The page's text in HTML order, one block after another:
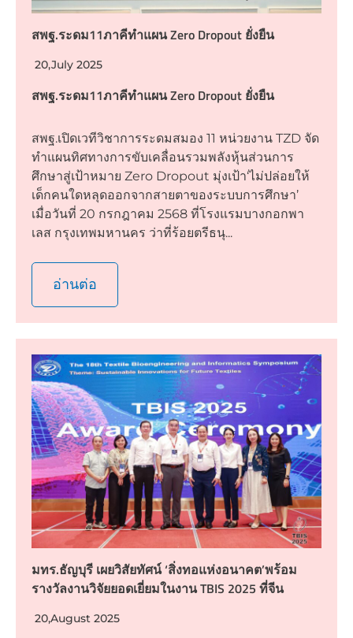
สพฐ.ระดม11ภาคีทำแผน Zero Dropout ยั่งยืน
20,July 2025
สพฐ.ระดม11ภาคีทำแผน Zero Dropout ยั่งยืน
สพฐ.เปิดเวทีวิชาการระดมสมอง 11 หน่วยงาน TZD จัด
ทำแผนทิศทางการขับเคลื่อนรวมพลังหุ้นส่วนการ
ศึกษาสู่เป้าหมาย Zero Dropout มุ่งเป้า‘ไม่ปล่อยให้
เด็กคนใดหลุดออกจากสายตาของระบบการศึกษา’
เมื่อวันที่ 20 กรกฎาคม 2568 ที่โรงแรมบางกอกพา
เลส กรุงเทพมหานคร ว่าที่ร้อยตรีธนุ...
อ่านต่อ
มทร.ธัญบุรี เผยวิสัยทัศน์ ‘สิ่งทอแห่งอนาคต’พร้อม
รางวัลงานวิจัยยอดเยี่ยมในงาน TBIS 2025 ที่จีน
20,August 2025